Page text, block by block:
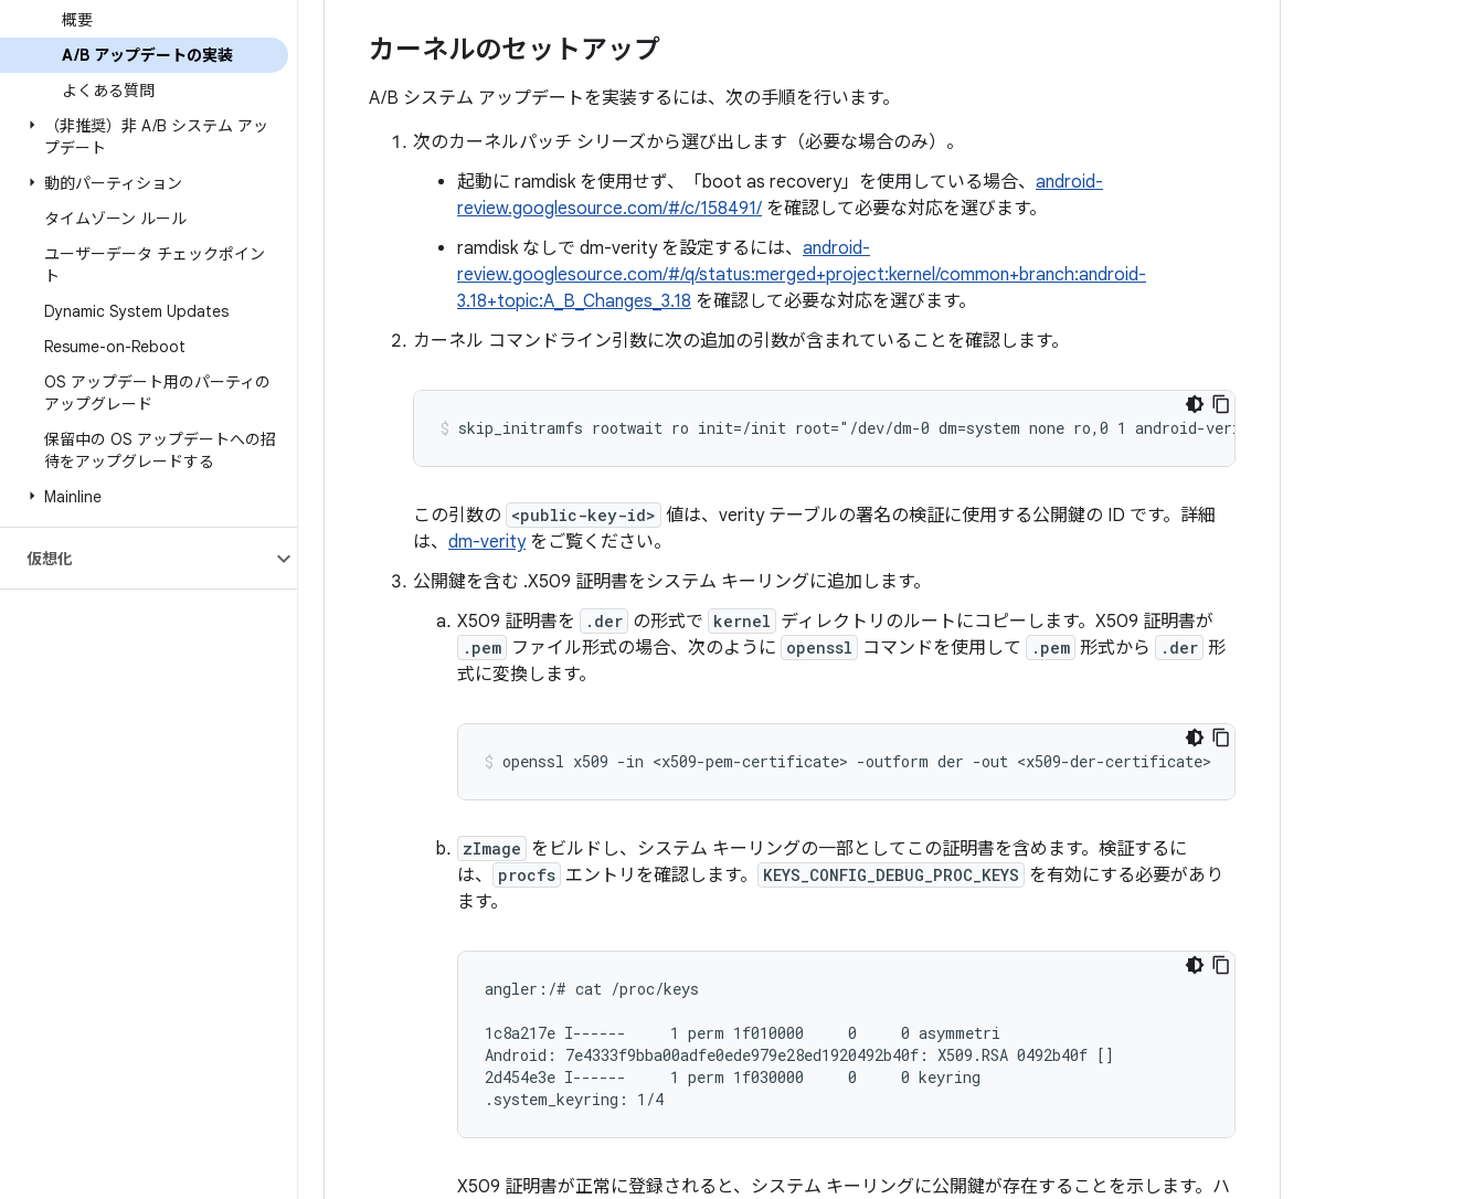
概要
A/B アップデートの実装
よくある質問
（非推奨）非 A/B システム アッ
プデート
動的パーティション
タイムゾーン ルール
ユーザーデータ チェックポイン
ト
Dynamic System Updates
Resume-on-Reboot
OS アップデート用のパーティの
アップグレード
保留中の OS アップデートへの招
待をアップグレードする
Mainline
仮想化
カーネルのセットアップ
A/B システム アップデートを実装するには、次の手順を行います。
次のカーネルパッチ シリーズから選び出します（必要な場合のみ）。
起動に ramdisk を使用せず、「boot as recovery」を使用している場合、 android-
review.googlesource.com/#/c/158491/ を確認して必要な対応を選びます。
ramdisk なしで dm-verity を設定するには、 android-
review.googlesource.com/#/q/status:merged+project:kernel/common+branch:android-
3.18+topic:A_B_Changes_3.18 を確認して必要な対応を選びます。
カーネル コマンドライン引数に次の追加の引数が含まれていることを確認します。
skip_initramfs rootwait ro init=/init root="/dev/dm-0 dm=system none ro,0 1 android-verity <public-key-id> <path-
この引数の <public-key-id> 値は、verity テーブルの署名の検証に使用する公開鍵の ID です。詳細
は、 dm-verityをご覧ください。
公開鍵を含む .X509 証明書をシステム キーリングに追加します。
X509 証明書を
.der の形式で kernel ディレクトリのルートにコピーします。X509 証明書が
.pem ファイル形式の場合、次のように openssl コマンドを使用して .pem 形式から .der 形
式に変換します。
openssl x509 -in <x509-pem-certificate> -outform der -out <x509-der-certificate>
zImage をビルドし、システム キーリングの一部としてこの証明書を含めます。検証するに
は、
procfs エントリを確認します。 KEYS_CONFIG_DEBUG_PROC_KEYS を有効にする必要があり
ます。
angler:/# cat /proc/keys
1c8a217e I------     1 perm 1f010000     0     0 asymmetri
Android: 7e4333f9bba00adfe0ede979e28ed1920492b40f: X509.RSA 0492b40f []
2d454e3e I------     1 perm 1f030000     0     0 keyring
.system_keyring: 1/4
X509 証明書が正常に登録されると、システム キーリングに公開鍵が存在することを示します。ハ